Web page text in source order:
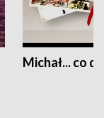
Michał... co